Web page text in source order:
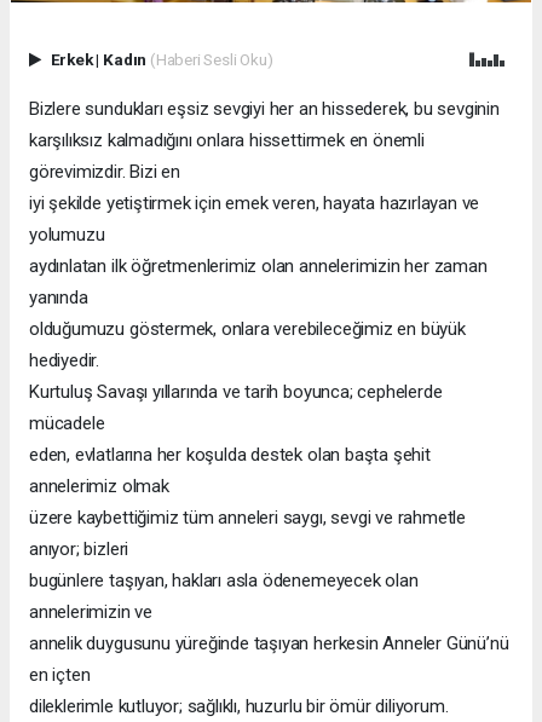
Erkek| Kadın (Haberi Sesli Oku)
Bizlere sundukları eşsiz sevgiyi her an hissederek, bu sevginin
karşılıksız kalmadığını onlara hissettirmek en önemli
görevimizdir. Bizi en
iyi şekilde yetiştirmek için emek veren, hayata hazırlayan ve
yolumuzu
aydınlatan ilk öğretmenlerimiz olan annelerimizin her zaman
yanında
olduğumuzu göstermek, onlara verebileceğimiz en büyük
hediyedir.
Kurtuluş Savaşı yıllarında ve tarih boyunca; cephelerde
mücadele
eden, evlatlarına her koşulda destek olan başta şehit
annelerimiz olmak
üzere kaybettiğimiz tüm anneleri saygı, sevgi ve rahmetle
anıyor; bizleri
bugünlere taşıyan, hakları asla ödenemeyecek olan
annelerimizin ve
annelik duygusunu yüreğinde taşıyan herkesin Anneler Günü’nü
en içten
dileklerimle kutluyor; sağlıklı, huzurlu bir ömür diliyorum.